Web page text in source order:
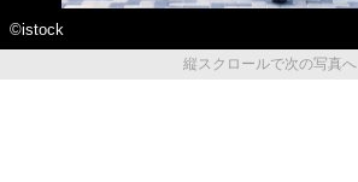
©istock
縦スクロールで次の写真へ